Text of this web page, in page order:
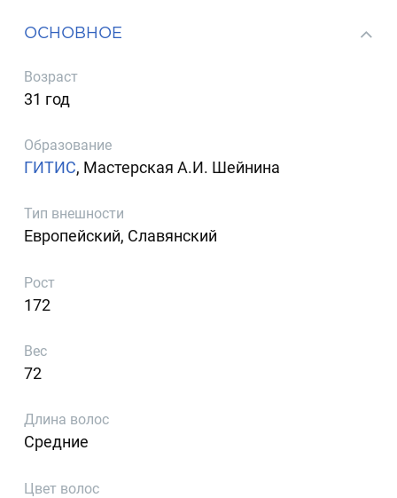
ОСНОВНОЕ
Возраст
31 год
Образование
ГИТИС, Мастерская А.И. Шейнина
Тип внешности
Европейский, Славянский
Рост
172
Вес
72
Длина волос
Средние
Цвет волос